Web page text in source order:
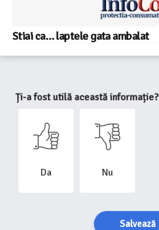
Stiai ca… laptele gata ambalat
Ți-a fost utilă această informație?
Da Nu
Salvează